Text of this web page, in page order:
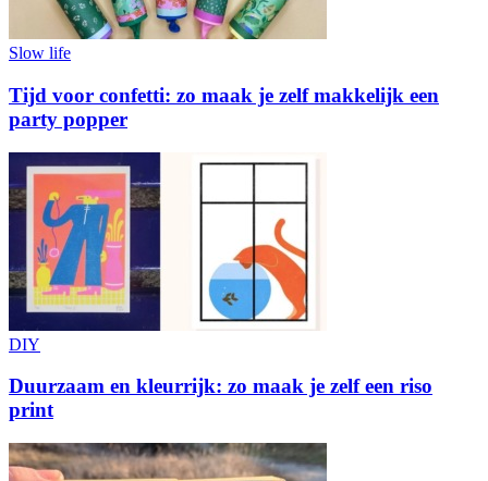
Slow life
Tijd voor confetti: zo maak je zelf makkelijk een
party popper
DIY
Duurzaam en kleurrijk: zo maak je zelf een riso
print